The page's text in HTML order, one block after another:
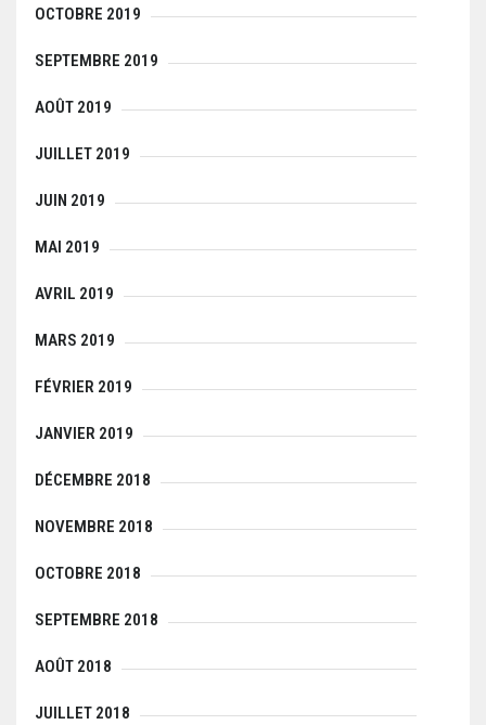
OCTOBRE 2019
SEPTEMBRE 2019
AOÛT 2019
JUILLET 2019
JUIN 2019
MAI 2019
AVRIL 2019
MARS 2019
FÉVRIER 2019
JANVIER 2019
DÉCEMBRE 2018
NOVEMBRE 2018
OCTOBRE 2018
SEPTEMBRE 2018
AOÛT 2018
JUILLET 2018